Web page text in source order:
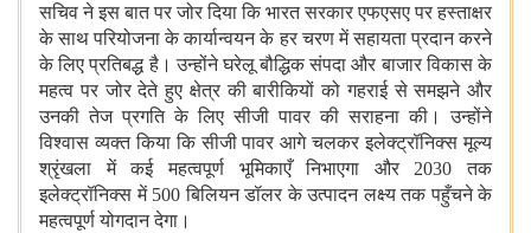
सचिव ने इस बात पर जोर दिया कि भारत सरकार एफएसए पर हस्ताक्षर
के साथ परियोजना के कार्यान्वयन के हर चरण में सहायता प्रदान करने
के लिए प्रतिबद्ध है। उन्होंने घरेलू बौद्धिक संपदा और बाजार विकास के
महत्व पर जोर देते हुए क्षेत्र की बारीकियों को गहराई से समझने और
उनकी तेज प्रगति के लिए सीजी पावर की सराहना की। उन्होंने
विश्वास व्यक्त किया कि सीजी पावर आगे चलकर इलेक्ट्रॉनिक्स मूल्य
श्रृंखला में कई महत्वपूर्ण भूमिकाएँ निभाएगा और 2030 तक
इलेक्ट्रॉनिक्स में 500 बिलियन डॉलर के उत्पादन लक्ष्य तक पहुँचने के
महत्वपूर्ण योगदान देगा।